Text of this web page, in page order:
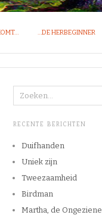
…DE HERBEGINNER
RECENTE BERICHTEN
Duifhanden
Uniek zijn
Tweezaamheid
Birdman
Martha, de Ongeziene